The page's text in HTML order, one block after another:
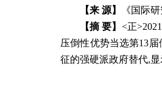
【来 源】 《国际
【摘 要】 <正
压倒性优势当选第13
征的强硬派政府替代,